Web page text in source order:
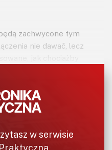
zachwycone tym
nie dawać, lecz
w serwisie